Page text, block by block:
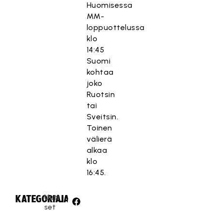
Huomisessa
MM-
loppuottelussa
klo
14:45
Suomi
kohtaa
joko
Ruotsin
tai
Sveitsin.
Toinen
välierä
alkaa
klo
16:45.
KATEGORIA:
Uuti
set
JAA: